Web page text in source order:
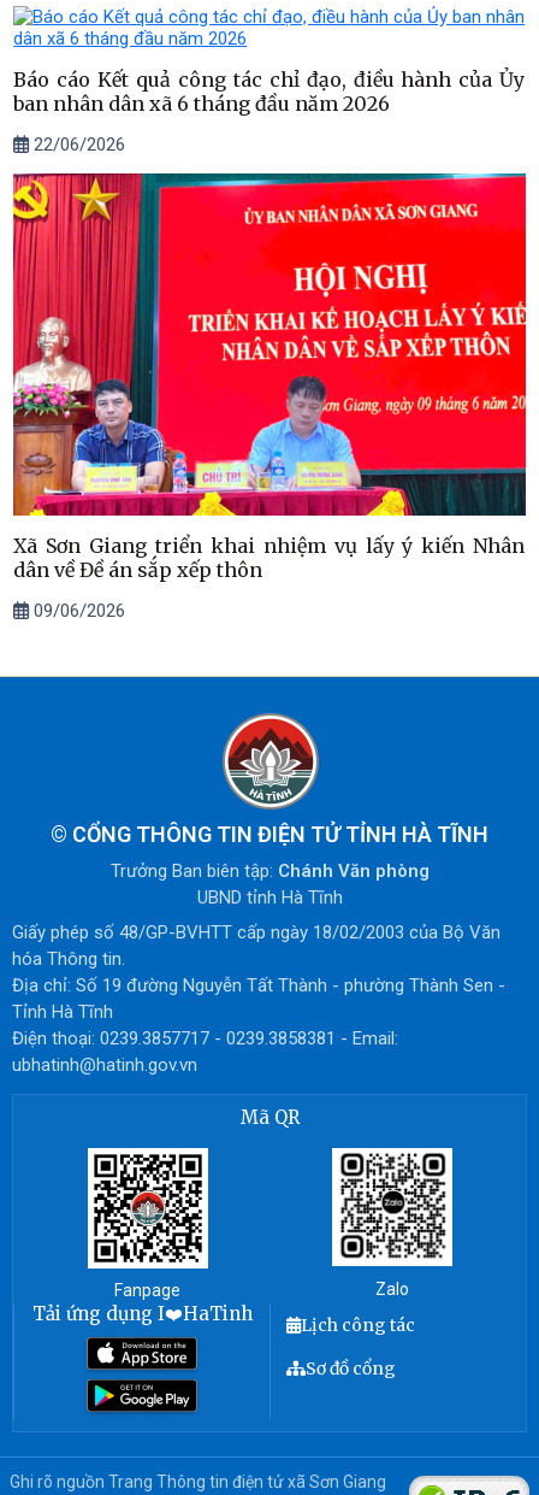
Báo cáo Kết quả công tác chỉ đạo, điều hành của Ủy
ban nhân dân xã 6 tháng đầu năm 2026
22/06/2026
Xã Sơn Giang triển khai nhiệm vụ lấy ý kiến Nhân
dân về Đề án sắp xếp thôn
09/06/2026
© CỔNG THÔNG TIN ĐIỆN TỬ TỈNH HÀ TĨNH
Trưởng Ban biên tập: Chánh Văn phòng
UBND tỉnh Hà Tĩnh
Giấy phép số 48/GP-BVHTT cấp ngày 18/02/2003 của Bộ Văn
hóa Thông tin.
Địa chỉ: Số 19 đường Nguyễn Tất Thành - phường Thành Sen -
Tỉnh Hà Tĩnh
Điện thoại: 0239.3857717 - 0239.3858381 - Email:
ubhatinh@hatinh.gov.vn
Mã QR
Fanpage Zalo
Tải ứng dụng I❤️HaTinh
Lịch công tác
Sơ đồ cổng
Ghi rõ nguồn Trang Thông tin điện tử xã Sơn Giang